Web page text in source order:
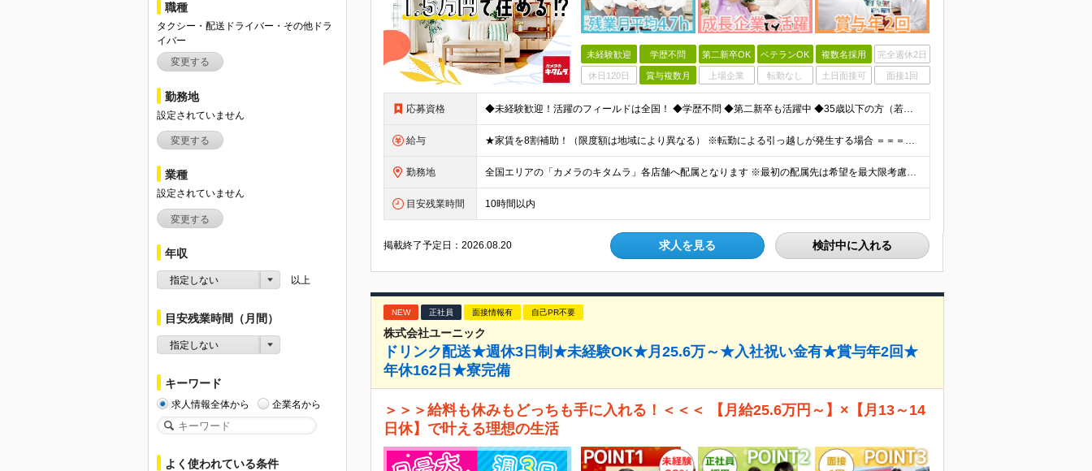
職種
タクシー・配送ドライバー・その他ドラ
イバー
変更する
勤務地
設定されていません
変更する
業種
設定されていません
変更する
年収
指定しない 以上
目安残業時間（月間）
指定しない
キーワード
求人情報全体から 企業名から
よく使われている条件
未経験歓迎 学歴不問 第二新卒OK ベテランOK 複数名採用 完全週休2日
休日120日 賞与複数月 上場企業 転勤なし 土日面接可 面接1回
応募資格 ◆未経験歓迎！活躍のフィールドは全国！ ◆学歴不問 ◆第二新卒も活躍中 ◆35歳以下の方（若年層の長期キャリア形成を図るため）
給与 ★家賃を8割補助！（限度額は地域により異なる） ※転勤による引っ越しが発生する場合 ＝＝＝＝＝＝＝＝＝＝＝＝＝＝＝＝＝＝＝＝＝＝＝ 例えば、家賃7.5万円なら6万円は会社で負担。 あなたが支払うのは、
勤務地 全国エリアの「カメラのキタムラ」各店舗へ配属となります ※最初の配属先は希望を最大限考慮した上で決定します ▼詳しい勤務地住所は下記URLをご確認ください。 https://sss.kitamur
目安残業時間 10時間以内
掲載終了予定日：2026.08.20 求人を見る 検討中に入れる
NEW 正社員 面接情報有 自己PR不要
株式会社ユーニック
ドリンク配送★週休3日制★未経験OK★月25.6万～★入社祝い金有★賞与年2回★
年休162日★寮完備
＞＞＞給料も休みもどっちも手に入れる！＜＜＜ 【月給25.6万円～】×【月13～14
日休】で叶える理想の生活